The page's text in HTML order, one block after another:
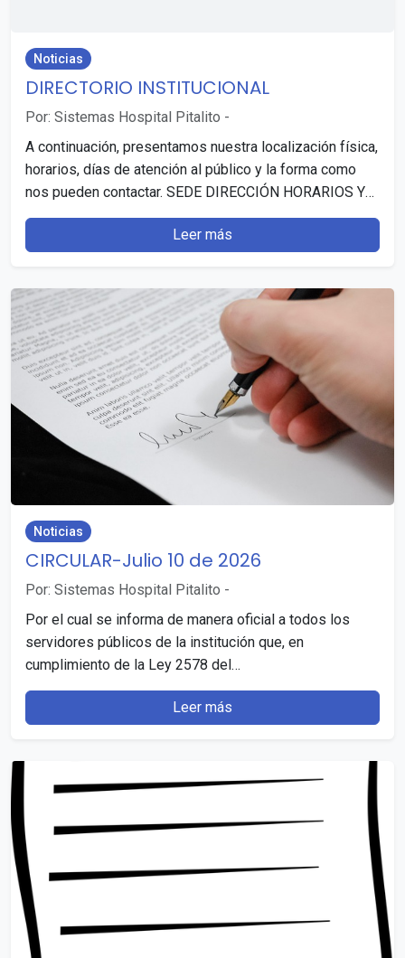
Noticias
DIRECTORIO INSTITUCIONAL
Por: Sistemas Hospital Pitalito -
A continuación, presentamos nuestra localización física,
horarios, días de atención al público y la forma como
nos pueden contactar. SEDE DIRECCIÓN HORARIOS Y
DÍAS…
Leer más
Noticias
CIRCULAR-Julio 10 de 2026
Por: Sistemas Hospital Pitalito -
Por el cual se informa de manera oficial a todos los
servidores públicos de la institución que, en
cumplimiento de la Ley 2578 del…
Leer más